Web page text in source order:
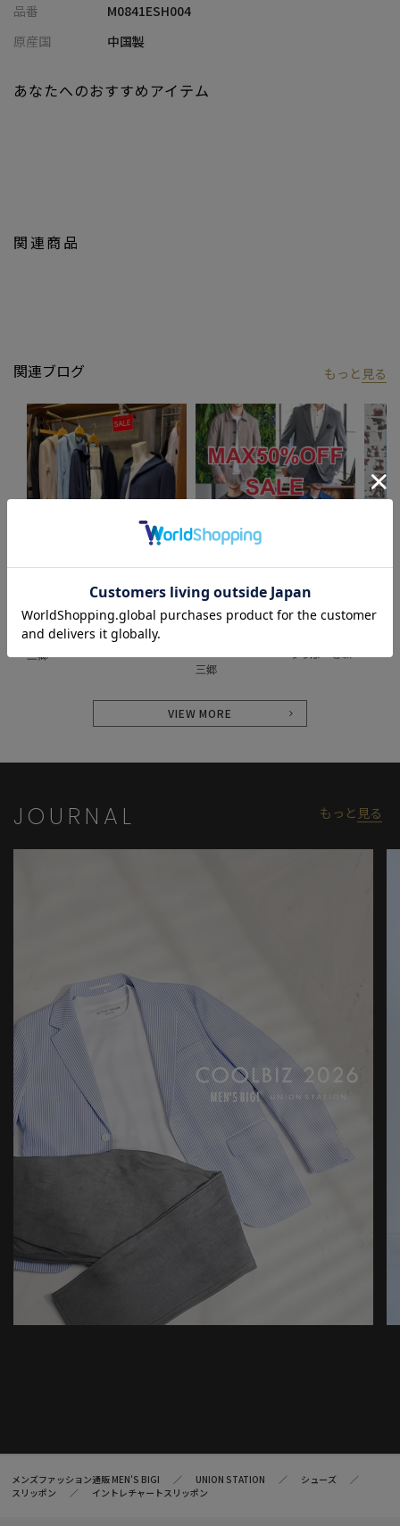
くるぶしの見えるパンツ丈をチョイスしてヌケ感のあるコーディ
ネートに。
り、ささやかな高揚感を感じていただけるような”おしゃれ着”を
品番
M0841ESH004
原産国
中国製
関連商品
あなたへのおすすめアイテム
関連ブログ もっと 見る
UNION STATION
UNION STATION ららぽーと新
三郷
「MAX50%OFF SALE」 SALE品し
か紹介しません。
三郷
VIEW MORE
JOURNAL もっと 見る
メンズファッション通販 MEN'S BIGI UNION STATION
シューズ
スリッポン
イントレチャートスリッポン